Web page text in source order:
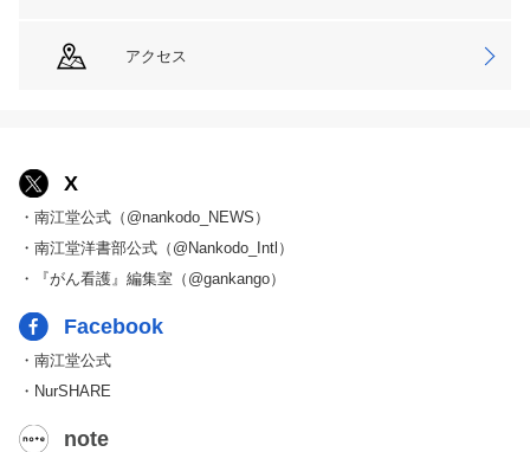
アクセス
X
・南江堂公式（@nankodo_NEWS）
・南江堂洋書部公式（@Nankodo_Intl）
・『がん看護』編集室（@gankango）
Facebook
・南江堂公式
・NurSHARE
note